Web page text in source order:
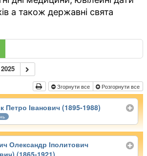
а також державні свята
Згорнути все Розгорнути все
Петро Іванович (1895-1988)
Олександр Іполитович